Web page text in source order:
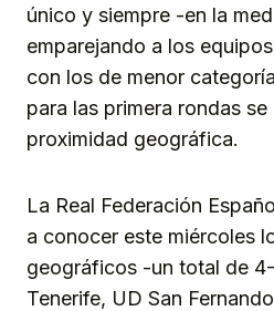
único y siempre -en la
emparejando a los
con los de menor
para las primera rondas
proximidad geográfica.
La Real Federación
a conocer este miércoles
geográficos -un total de
Tenerife, UD San